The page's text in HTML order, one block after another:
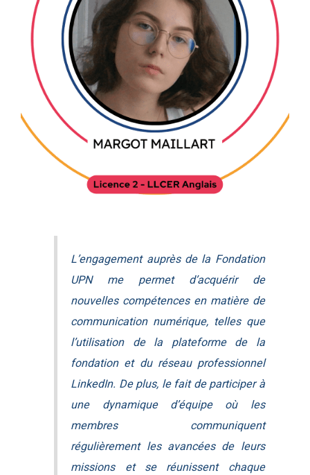
L’engagement auprès de la Fondation
UPN me permet d’acquérir de
nouvelles compétences en matière de
communication numérique, telles que
l’utilisation de la plateforme de la
fondation et du réseau professionnel
LinkedIn. De plus, le fait de participer à
une dynamique d’équipe où les
membres communiquent
régulièrement les avancées de leurs
missions et se réunissent chaque